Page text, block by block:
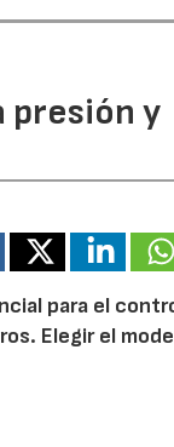
presión y
para el
Elegir el
30/07/2026